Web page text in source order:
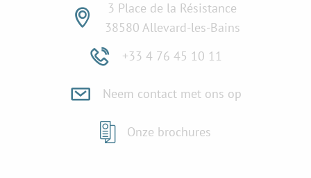
3 Place de la Résistance
38580 Allevard-les-Bains
+33 4 76 45 10 11
Neem contact met ons op
Onze brochures